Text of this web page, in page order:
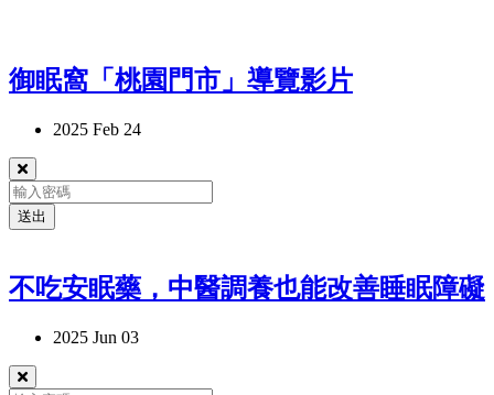
御眠窩「桃園門市」導覽影片
2025 Feb 24
送出
不吃安眠藥，中醫調養也能改善睡眠障礙
2025 Jun 03